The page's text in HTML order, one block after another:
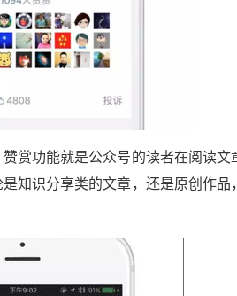
赏功能就是公众号的读者在阅读文
知识分享类的文章，还是原创作品